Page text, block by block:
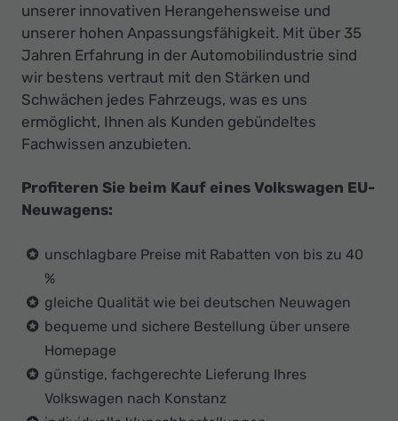
unserer innovativen Herangehensweise und
unserer hohen Anpassungsfähigkeit. Mit über 35
Jahren Erfahrung in der Automobilindustrie sind
wir bestens vertraut mit den Stärken und
Schwächen jedes Fahrzeugs, was es uns
ermöglicht, Ihnen als Kunden gebündeltes
Fachwissen anzubieten.
Profiteren Sie beim Kauf eines Volkswagen EU-
Neuwagens:
unschlagbare Preise mit Rabatten von bis zu 40
%
gleiche Qualität wie bei deutschen Neuwagen
bequeme und sichere Bestellung über unsere
Homepage
günstige, fachgerechte Lieferung Ihres
Volkswagen nach Konstanz